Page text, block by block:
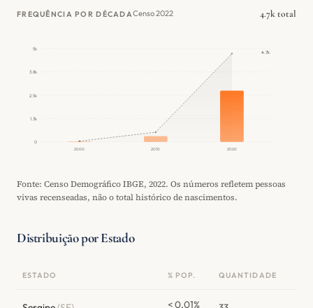
FREQUÊNCIA POR DÉCADACenso 2022 4.7k total
0
1.3k
2.5k
3.8k
5k
2000 2010 2020
4.7k
Fonte: Censo Demográfico IBGE, 2022. Os números refletem pessoas
vivas recenseadas, não o total histórico de nascimentos.
Distribuição por Estado
ESTADO % POP. QUANTIDADE
< 0,01%